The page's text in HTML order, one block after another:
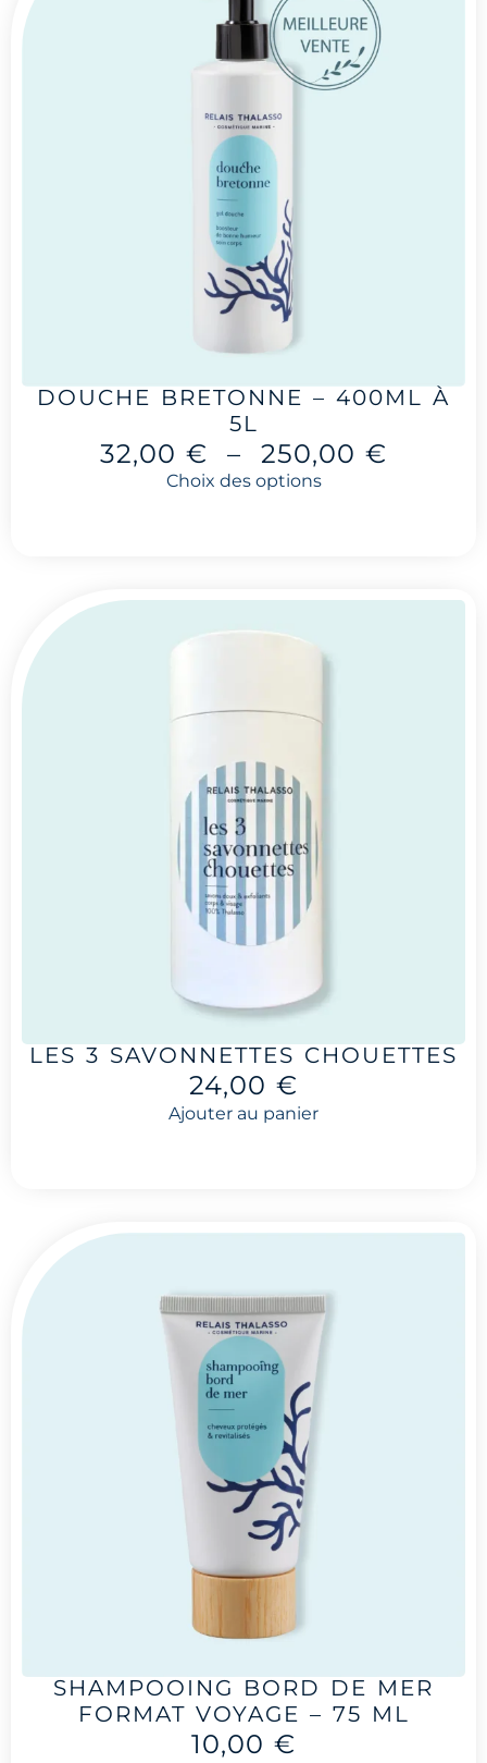
DOUCHE BRETONNE – 400ML À
5L
32,00 € – 250,00 €
Choix des options
LES 3 SAVONNETTES CHOUETTES
24,00 €
Ajouter au panier
SHAMPOOING BORD DE MER
FORMAT VOYAGE – 75 ML
10,00 €